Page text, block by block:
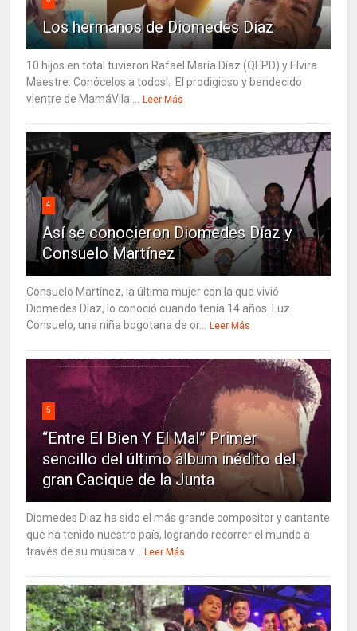
Los hermanos de Diomedes Díaz
10 hijos en total tuvieron Rafael María Díaz (QEPD) y Elvira
Maestre. Conócelos a todos!. El prodigioso y bendecido
vientre de MamáVila ...
Leer Más
4
Así se conocieron Diomedes Díaz y
Consuelo Martínez
Consuelo Martínez, la última mujer con la que vivió
Diomedes Díaz, lo conoció cuando tenía 14 años. Luz
Consuelo, una niña bogotana de or...
Leer Más
5
“Entre El Bien Y El Mal” Primer
sencillo del último álbum inédito del
gran Cacique de la Junta
Diomedes Diaz ha sido el más grande compositor y cantante
que ha tenido nuestro país, logrando recorrer el mundo a
través de su música v...
Leer Más